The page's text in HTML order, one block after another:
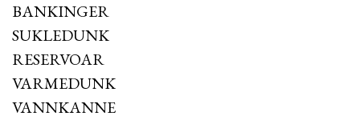
BANKINGER
SUKLEDUNK
RESERVOAR
VARMEDUNK
VANNKANNE